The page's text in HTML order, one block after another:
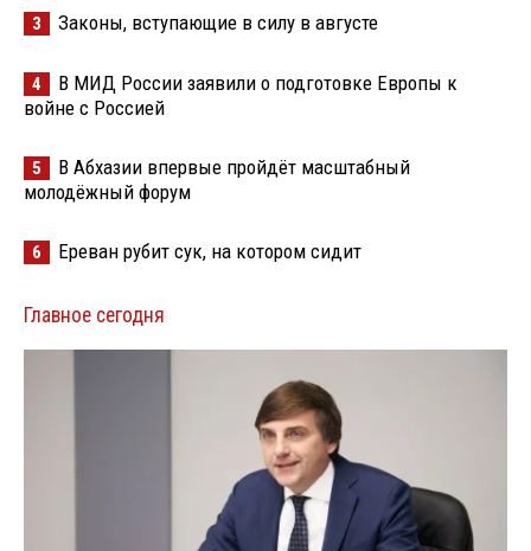
3 Законы, вступающие в силу в августе
4
В МИД России заявили о подготовке Европы к
войне с Россией
5
В Абхазии впервые пройдёт масштабный
молодёжный форум
6 Ереван рубит сук, на котором сидит
Главное сегодня